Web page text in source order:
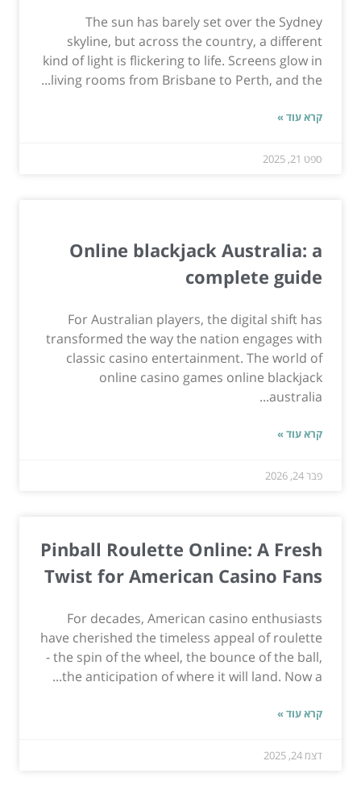
The sun has barely set over the Sydney
skyline, but across the country, a different
kind of light is flickering to life. Screens glow in
living rooms from Brisbane to Perth, and the...
קרא עוד »
ספט 21, 2025
Online blackjack Australia: a
complete guide
For Australian players, the digital shift has
transformed the way the nation engages with
classic casino entertainment. The world of
online casino games online blackjack
australia...
קרא עוד »
פבר 24, 2026
Pinball Roulette Online: A Fresh
Twist for American Casino Fans
For decades, American casino enthusiasts
have cherished the timeless appeal of roulette
- the spin of the wheel, the bounce of the ball,
the anticipation of where it will land. Now a...
קרא עוד »
דצמ 24, 2025